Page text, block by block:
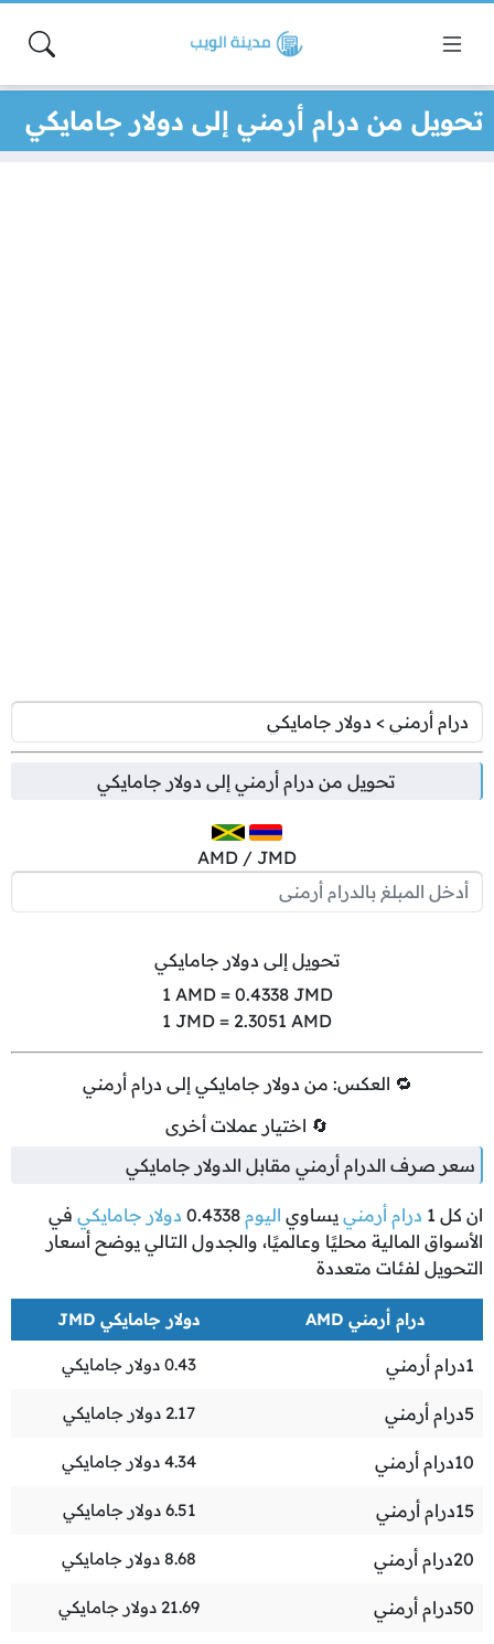
تحويل من درام أرمني إلى دولار جامايكي
تحويل من درام أرمني إلى دولار جامايكي
AMD / JMD
تحويل إلى دولار جامايكي
1 AMD = 0.4338JMD
1 JMD = 2.3051 AMD
🔁 العكس: من دولار جامايكي إلى درام أرمني
🔄 اختيار عملات أخرى
سعر صرف الدرام أرمني مقابل الدولار جامايكي
ان كل 1 درام أرمني يساوي اليوم 0.4338 دولار جامايكي في
الأسواق المالية محليًا وعالميًا، والجدول التالي يوضح أسعار
التحويل لفئات متعددة
درام أرمني AMD دولار جامايكي JMD
1درام أرمني 0.43 دولار جامايكي
5درام أرمني 2.17 دولار جامايكي
10درام أرمني 4.34 دولار جامايكي
15درام أرمني 6.51 دولار جامايكي
20درام أرمني 8.68 دولار جامايكي
50درام أرمني 21.69 دولار جامايكي